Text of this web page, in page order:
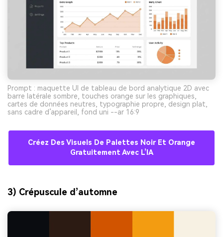
Prompt : maquette UI de tableau de bord analytique 2D avec
barre latérale sombre, touches orange sur les graphiques,
cartes de données neutres, typographie propre, design plat,
sans cadre d’appareil, fond uni --ar 16:9
Créez Des Visuels De Palettes Noir Et Orange
Gratuitement Avec L’IA
3) Crépuscule d’automne